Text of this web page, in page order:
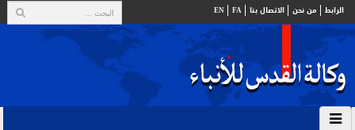
الرابط من نحن الاتصال بنا FA
EN